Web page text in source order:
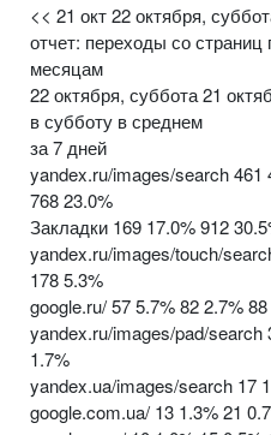
<< 21 окт 22 октября,
отчет: переходы со
месяцам
22 октября, суббота 21
в субботу в среднем
за 7 дней
yandex.ru/images/search 461
768 23.0%
Закладки 169 17.0% 912
yandex.ru/images/touch/
178 5.3%
google.ru/ 57 5.7% 82 2.7%
yandex.ru/images/pad/search
1.7%
yandex.ua/images/search 17
google.com.ua/ 13 1.3% 21